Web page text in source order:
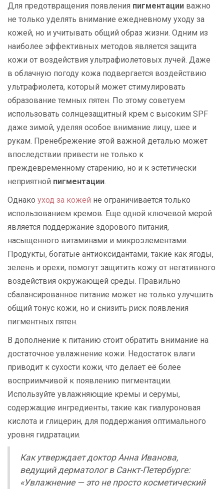
Для предотвращения появления пигментации важно
не только уделять внимание ежедневному уходу за
кожей, но и учитывать общий образ жизни. Одним из
наиболее эффективных методов является защита
кожи от воздействия ультрафиолетовых лучей. Даже
в облачную погоду кожа подвергается воздействию
ультрафиолета, который может стимулировать
образование темных пятен. По этому советуем
использовать солнцезащитный крем с высоким SPF
даже зимой, уделяя особое внимание лицу, шее и
рукам. Пренебрежение этой важной деталью может
впоследствии привести не только к
преждевременному старению, но и к эстетически
неприятной пигментации.
Однако уход за кожей не ограничивается только
использованием кремов. Еще одной ключевой мерой
является поддержание здорового питания,
насыщенного витаминами и микроэлементами.
Продукты, богатые антиоксидантами, такие как ягоды,
зелень и орехи, помогут защитить кожу от негативного
воздействия окружающей среды. Правильно
сбалансированное питание может не только улучшить
общий тонус кожи, но и снизить риск появления
пигментных пятен.
В дополнение к питанию стоит обратить внимание на
достаточное увлажнение кожи. Недостаток влаги
приводит к сухости кожи, что делает её более
восприимчивой к появлению пигментации.
Используйте увлажняющие кремы и серумы,
содержащие ингредиенты, такие как гиалуроновая
кислота и глицерин, для поддержания оптимального
уровня гидратации.
Как утверждает доктор Анна Иванова,
ведущий дерматолог в Санкт-Петербурге:
«Увлажнение — это не просто косметический